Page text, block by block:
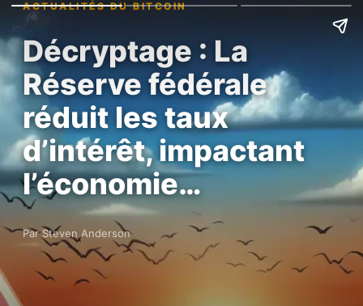
ACTUALITÉS DU BITCOIN
Décryptage : La
Réserve fédérale
réduit les taux
d’intérêt, impactant
l’économie…
Par Steven Anderson